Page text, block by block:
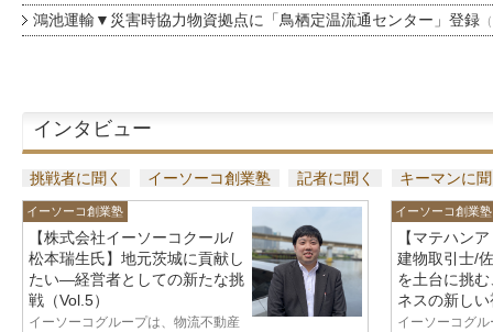
鴻池運輸▼災害時協力物資拠点に「鳥栖定温流通センター」登録
インタビュー
挑戦者に聞く イーソーコ創業塾 記者に聞く キーマンに
イーソーコ創業塾
【株式会社イーソーコクール/
松本瑞生氏】地元茨城に貢献し
たい—経営者としての新たな挑
戦（Vol.5）
イーソーコグループは、物流不動産
イーソーコ創業塾
【マテハン
建物取引士/
を土台に挑
ネスの新し
イーソーコグ